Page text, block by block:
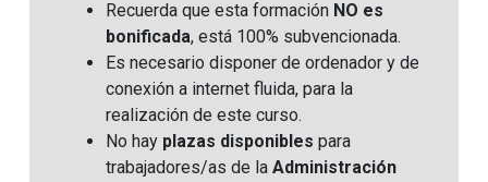
Recuerda que esta formación NO es
bonificada, está 100% subvencionada.
Es necesario disponer de ordenador y de
conexión a internet fluida, para la
realización de este curso.
No hay plazas disponibles para
trabajadores/as de la Administración